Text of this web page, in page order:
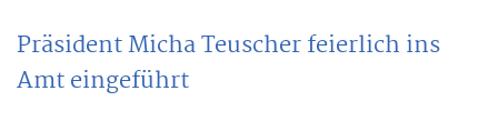
Präsident Micha Teuscher feierlich ins
Amt eingeführt